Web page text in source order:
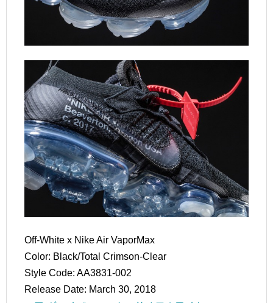
Off-White x Nike Air VaporMax
Color: Black/Total Crimson-Clear
Style Code: AA3831-002
Release Date: March 30, 2018